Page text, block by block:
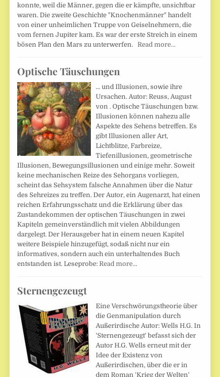
konnte, weil die Männer, gegen die er kämpfte, unsichtbar
waren. Die zweite Geschichte "Knochenmänner" handelt
von einer unheimlichen Truppe von Geiselnehmern, die
vom fernen Jupiter kam. Es war der erste Streich in einem
bösen Plan den Mars zu unterwerfen.Read more…
Optische Täuschungen
... und Illusionen, sowie ihre
Ursachen. Autor: Reuss, August
von . Optische Täuschungen bzw.
Illusionen können nahezu alle
Aspekte des Sehens betreffen. Es
gibt Illusionen aller Art,
Lichtblitze, Farbreize,
Tiefenillusionen, geometrische
Illusionen, Bewegungsillusionen und einige mehr. Soweit
keine mechanischen Reize des Sehorgans vorliegen,
scheint das Sehsystem falsche Annahmen über die Natur
des Sehreizes zu treffen. Der Autor, ein Augenarzt, hat einen
reichen Erfahrungsschatz und die Erklärung über das
Zustandekommen der optischen Täuschungen in zwei
Kapiteln gemeinverständlich mit vielen Abbildungen
dargelegt. Der Herausgeber hat in einem neuen Kapitel
weitere Beispiele hinzugefügt, sodaß nicht nur ein
informatives, sondern auch ein unterhaltendes Buch
entstanden ist. Leseprobe:Read more…
Sternengezeugt
Eine Verschwörungstheorie über
die Genmanipulation durch
Außerirdische Autor: Wells H.G. In
'Sternengezeugt' befasst sich der
Autor H.G. Wells erneut mit der
Idee der Existenz von
Außerirdischen, über die er in
dem Roman 'Krieg der Welten'